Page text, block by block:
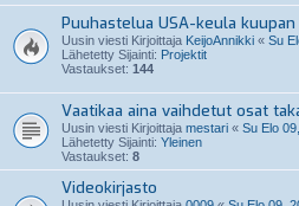
Puuhastelua USA-keula kuupan
Uusin viesti Kirjoittaja KeijoAnnikki « Su
Lähetetty Sijainti: Projektit
Vastaukset: 144
Vaatikaa aina vaihdetut osat
Uusin viesti Kirjoittaja mestari « Su Elo
Lähetetty Sijainti: Yleinen
Vastaukset: 8
Videokirjasto